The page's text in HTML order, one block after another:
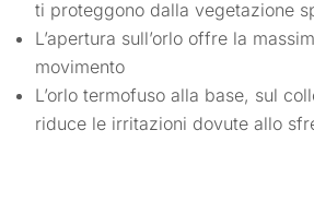
ti proteggono dalla vegetazione
L’apertura sull’orlo offre la
movimento
L’orlo termofuso alla base, sul
riduce le irritazioni dovute allo